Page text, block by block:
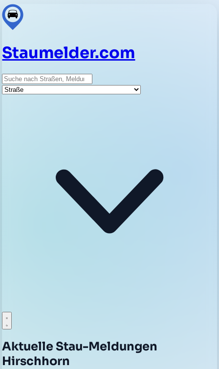
Staumelder.com
Suche
Straße
Aktuelle Stau-Meldungen
Hirschhorn